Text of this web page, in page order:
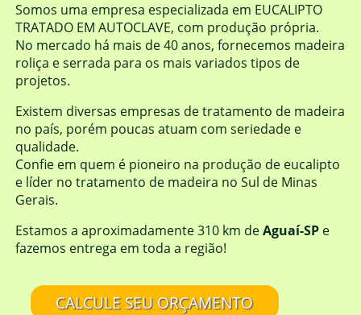
Somos uma empresa especializada em EUCALIPTO
TRATADO EM AUTOCLAVE, com produção própria.
No mercado há mais de 40 anos, fornecemos madeira
roliça e serrada para os mais variados tipos de
projetos.
Existem diversas empresas de tratamento de madeira
no país, porém poucas atuam com seriedade e
qualidade.
Confie em quem é pioneiro na produção de eucalipto
e líder no tratamento de madeira no Sul de Minas
Gerais.
Estamos a aproximadamente 310 km deAguaí-SP e
fazemos entrega em toda a região!
CALCULE SEU ORÇAMENTO